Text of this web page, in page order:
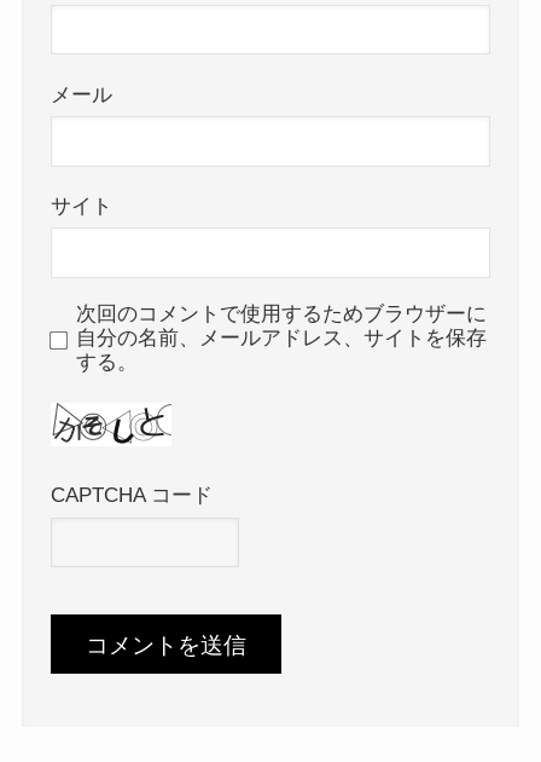
メール
サイト
次回のコメントで使用するためブラウザーに
自分の名前、メールアドレス、サイトを保存
する。
CAPTCHA コード